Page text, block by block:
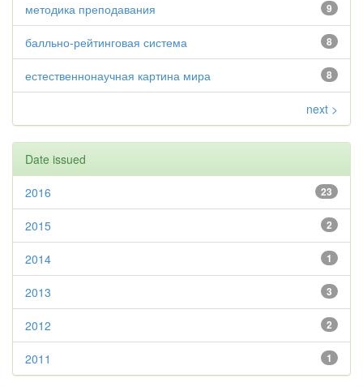
9
методика преподавания
8
балльно-рейтинговая система
8
естественнонаучная картина мира
next >
Date issued
23
2016
2
2015
1
2014
3
2013
2
2012
1
2011